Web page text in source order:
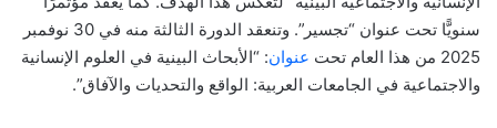
سنويًّا تحت عنوان “تجسير”. وتنعقد الدورة الثالثة منه في 30 نوفمبر
2025 من هذا العام تحت
عنوان: “الأبحاث البينية في العلوم الإنسانية
والاجتماعية في الجامعات العربية: الواقع والتحديات والآفاق”.